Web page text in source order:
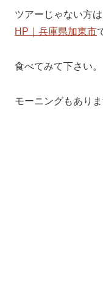
ツアーじゃない方
HP｜兵庫県加東市
食べてみて下さい。
モーニングもあり